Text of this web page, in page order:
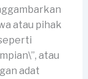
atau pihak
atau
adat